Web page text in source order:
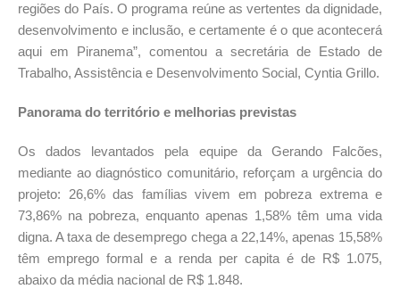
regiões do País. O programa reúne as vertentes da dignidade,
desenvolvimento e inclusão, e certamente é o que acontecerá
aqui em Piranema”, comentou a secretária de Estado de
Trabalho, Assistência e Desenvolvimento Social, Cyntia Grillo.
Panorama do território e melhorias previstas
Os dados levantados pela equipe da Gerando Falcões,
mediante ao diagnóstico comunitário, reforçam a urgência do
projeto: 26,6% das famílias vivem em pobreza extrema e
73,86% na pobreza, enquanto apenas 1,58% têm uma vida
digna. A taxa de desemprego chega a 22,14%, apenas 15,58%
têm emprego formal e a renda per capita é de R$ 1.075,
abaixo da média nacional de R$ 1.848.